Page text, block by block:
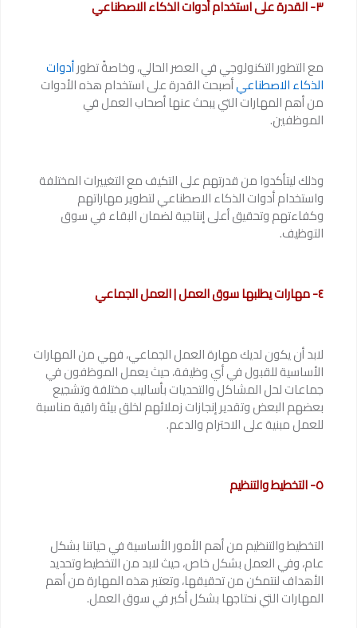
٣- القدرة على استخدام أدوات الذكاء الاصطناعي
مع التطور التكنولوجي في العصر الحالي، وخاصةً تطورأدوات
الذكاء الاصطناعيأصبحت القدرة على استخدام هذه الأدوات
من أهم المهارات التي يبحث عنها أصحاب العمل في
الموظفين.
وذلك ليتأكدوا من قدرتهم على التكيف مع التغييرات المختلفة
واستخدام أدوات الذكاء الاصطناعي لتطوير مهاراتهم
وكفاءتهم وتحقيق أعلى إنتاجية لضمان البقاء في سوق
التوظيف.
٤- مهارات يطلبها سوق العمل | العمل الجماعي
لابد أن يكون لديك مهارة العمل الجماعي، فهي من المهارات
الأساسية للقبول في أي وظيفة، حيث يعمل الموظفون في
جماعات لحل المشاكل والتحديات بأساليب مختلفة وتشجيع
بعضهم البعض وتقدير إنجازات زملائهم لخلق بيئة راقية مناسبة
للعمل مبنية على الاحترام والدعم.
٥- التخطيط والتنظيم
التخطيط والتنظيم من أهم الأمور الأساسية في حياتنا بشكل
عام، وفي العمل بشكل خاص، حيث لابد من التخطيط وتحديد
الأهداف لنتمكن من تحقيقها، وتعتبر هذه المهارة من أهم
المهارات التي نحتاجها بشكل أكبر في سوق العمل.